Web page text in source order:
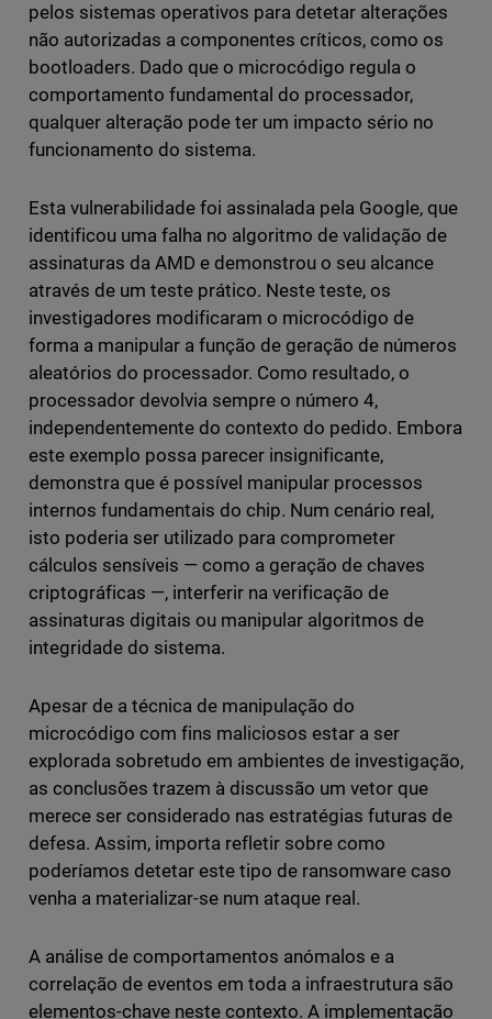
pelos sistemas operativos para detetar alterações
não autorizadas a componentes críticos, como os
bootloaders. Dado que o microcódigo regula o
comportamento fundamental do processador,
qualquer alteração pode ter um impacto sério no
funcionamento do sistema.
Esta vulnerabilidade foi assinalada pela Google, que
identificou uma falha no algoritmo de validação de
assinaturas da AMD e demonstrou o seu alcance
através de um teste prático. Neste teste, os
investigadores modificaram o microcódigo de
forma a manipular a função de geração de números
aleatórios do processador. Como resultado, o
processador devolvia sempre o número 4,
independentemente do contexto do pedido. Embora
este exemplo possa parecer insignificante,
demonstra que é possível manipular processos
internos fundamentais do chip. Num cenário real,
isto poderia ser utilizado para comprometer
cálculos sensíveis — como a geração de chaves
criptográficas —, interferir na verificação de
assinaturas digitais ou manipular algoritmos de
integridade do sistema.
Apesar de a técnica de manipulação do
microcódigo com fins maliciosos estar a ser
explorada sobretudo em ambientes de investigação,
as conclusões trazem à discussão um vetor que
merece ser considerado nas estratégias futuras de
defesa. Assim, importa refletir sobre como
poderíamos detetar este tipo de ransomware caso
venha a materializar-se num ataque real.
A análise de comportamentos anómalos e a
correlação de eventos em toda a infraestrutura são
elementos-chave neste contexto. A implementação